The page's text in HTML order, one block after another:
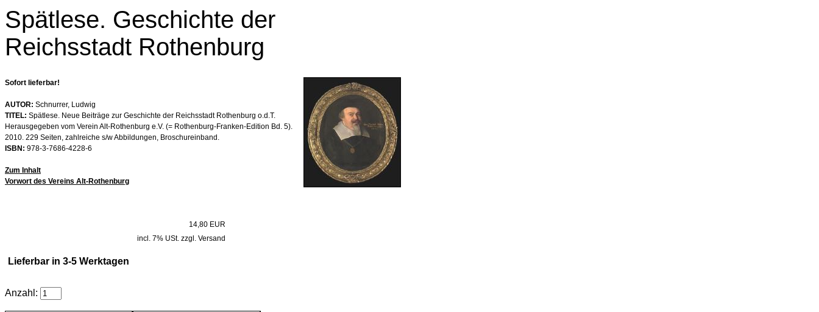
Spätlese. Geschichte der
Reichsstadt Rothenburg
Sofort lieferbar!
AUTOR: Schnurrer, Ludwig
TITEL: Spätlese. Neue Beiträge zur Geschichte der Reichsstadt Rothenburg o.d.T.
Herausgegeben vom Verein Alt-Rothenburg e.V. (= Rothenburg-Franken-Edition Bd. 5).
2010. 229 Seiten, zahlreiche s/w Abbildungen, Broschureinband.
ISBN: 978-3-7686-4228-6
Zum Inhalt
Vorwort des Vereins Alt-Rothenburg
14,80 EUR
incl. 7% USt. zzgl. Versand
Lieferbar in 3-5 Werktagen
Anzahl: